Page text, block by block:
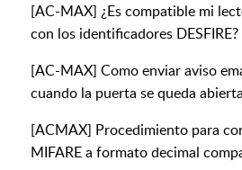
[AC-MAX] ¿Es compatible mi
con los identificadores DESFIRE?
[AC-MAX] Como enviar aviso
cuando la puerta se queda
[ACMAX] Procedimiento para
MIFARE a formato decimal